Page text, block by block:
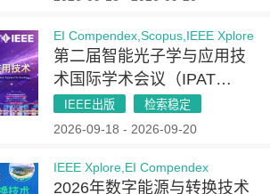
EI Compendex,Scopus,IEEE Xplore
第二届智能光子学与应用技
术国际学术会议（IPAT
2026）
IEEE出版 检索稳定
2026-09-18 - 2026-09-20
IEEE Xplore,EI Compendex
2026年数字能源与转换技术